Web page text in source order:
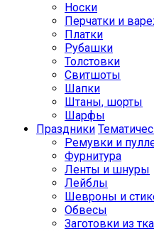
Носки
Перчатки и
Платки
Рубашки
Толстовки
Свитшоты
Шапки
Штаны, шорты
Шарфы
Праздники
Ремувки и
Фурнитура
Ленты и шнуры
Лейблы
Шевроны и
Обвесы
Заготовки из